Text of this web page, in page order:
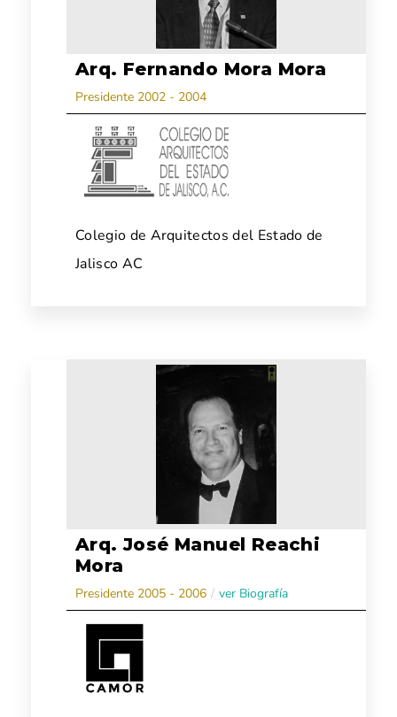
Arq. Fernando Mora Mora
Presidente 2002 - 2004
Colegio de Arquitectos del Estado de
Jalisco AC
Arq. José Manuel Reachi
Mora
Presidente 2005 - 2006 / ver Biografía